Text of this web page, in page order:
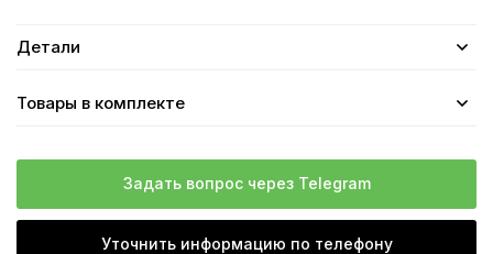
Детали
Товары в комплекте
Задать вопрос через Telegram
Уточнить информацию по телефону